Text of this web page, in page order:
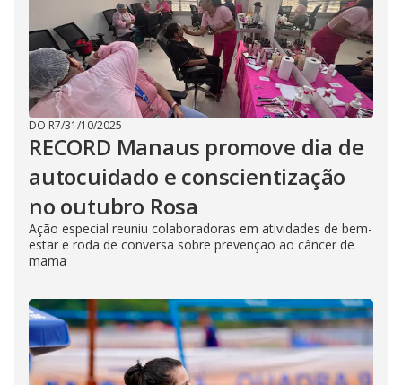
DO R7/31/10/2025
RECORD Manaus promove dia de
autocuidado e conscientização
no outubro Rosa
Ação especial reuniu colaboradoras em atividades de bem-
estar e roda de conversa sobre prevenção ao câncer de
mama